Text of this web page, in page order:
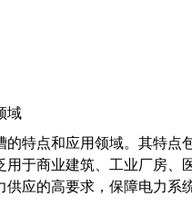
域
的特点和应用领域。其特点
用于商业建筑、工业厂房、
应的高要求，保障电力系